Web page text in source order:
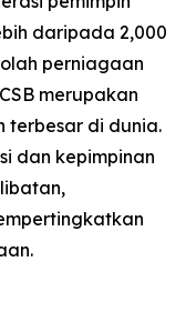
daripada 2,000
perniagaan
merupakan
terbesar di dunia.
dan kepimpinan